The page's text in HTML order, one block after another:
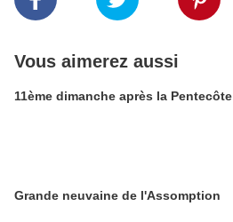
Vous aimerez aussi
11ème dimanche après la Pentecôte
Grande neuvaine de l'Assomption